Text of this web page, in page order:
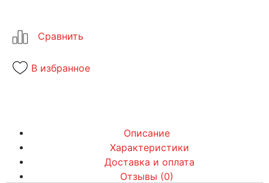
В избранное
Описание
Характеристики
Доставка и оплата
Отзывы (0)